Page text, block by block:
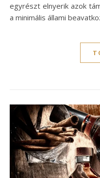
egyrészt elnyerik azok
a minimális állami